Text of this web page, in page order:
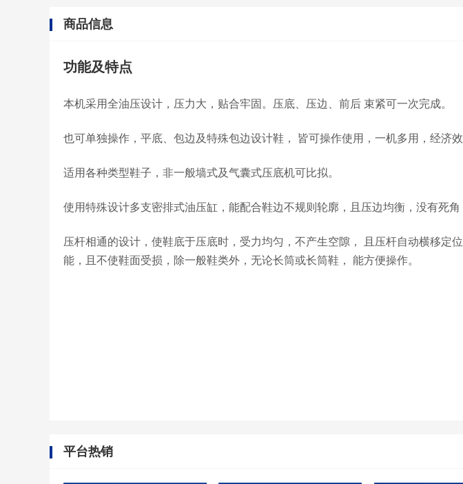
商品信息
功能及特点
本机采用全油压设计，压力大，贴合牢固。压底、压边、前后 束紧可一次完成。
也可单独操作，平底、包边及特殊包边设计鞋， 皆可操作使用，一机多用，经济效
适用各种类型鞋子，非一般墙式及气囊式压底机可比拟。
使用特殊设计多支密排式油压缸，能配合鞋边不规则轮廓，且压边均衡，没有死角
压杆相通的设计，使鞋底于压底时，受力均匀，不产生空隙， 且压杆自动横移定
能，且不使鞋面受损，除一般鞋类外，无论长筒或长筒鞋， 能方便操作。
平台热销